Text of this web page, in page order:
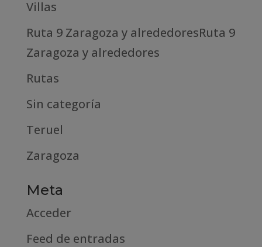
Villas
Ruta 9 Zaragoza y alrededoresRuta 9
Zaragoza y alrededores
Rutas
Sin categoría
Teruel
Zaragoza
Meta
Acceder
Feed de entradas